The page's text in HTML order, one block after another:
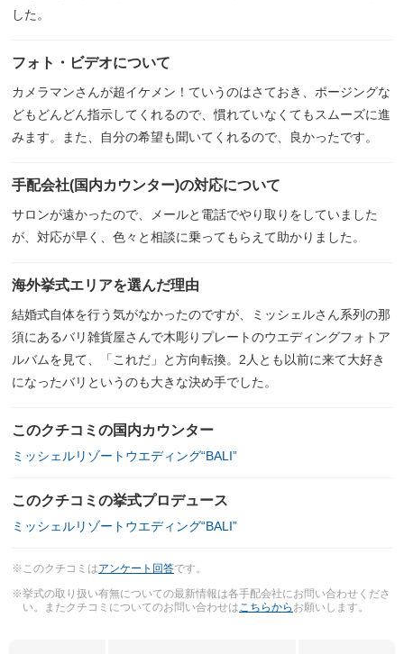
した。
フォト・ビデオについて
カメラマンさんが超イケメン！ていうのはさておき、ポージングな
どもどんどん指示してくれるので、慣れていなくてもスムーズに進
みます。また、自分の希望も聞いてくれるので、良かったです。
手配会社(国内カウンター)の対応について
サロンが遠かったので、メールと電話でやり取りをしていました
が、対応が早く、色々と相談に乗ってもらえて助かりました。
海外挙式エリアを選んだ理由
結婚式自体を行う気がなかったのですが、ミッシェルさん系列の那
須にあるバリ雑貨屋さんで木彫りプレートのウエディングフォトア
ルバムを見て、「これだ」と方向転換。2人とも以前に来て大好き
になったバリというのも大きな決め手でした。
このクチコミの国内カウンター
ミッシェルリゾートウエディング“BALI”
このクチコミの挙式プロデュース
ミッシェルリゾートウエディング“BALI”
※このクチコミはアンケート回答です。
※挙式の取り扱い有無についての最新情報は各手配会社にお問い合わせくださ
い。またクチコミについてのお問い合わせはこちらから お願いします。